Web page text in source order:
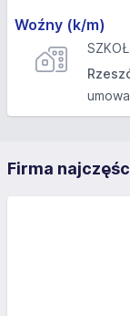
Woźny (k/m)
Firma